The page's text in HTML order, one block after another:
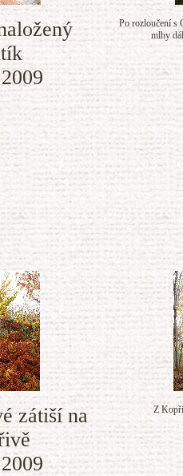
Po rozloučení s
mlhy
zátiší na
Z